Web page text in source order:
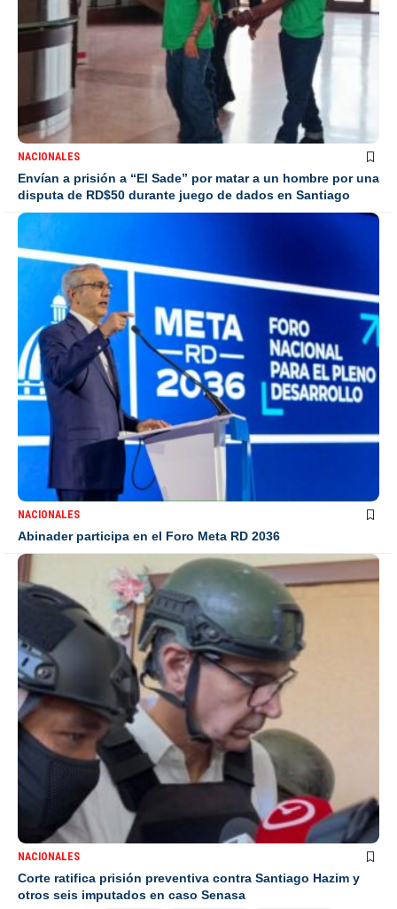
NACIONALES
Envían a prisión a “El Sade” por matar a un hombre por una
disputa de RD$50 durante juego de dados en Santiago
NACIONALES
Abinader participa en el Foro Meta RD 2036
NACIONALES
Corte ratifica prisión preventiva contra Santiago Hazim y
otros seis imputados en caso Senasa